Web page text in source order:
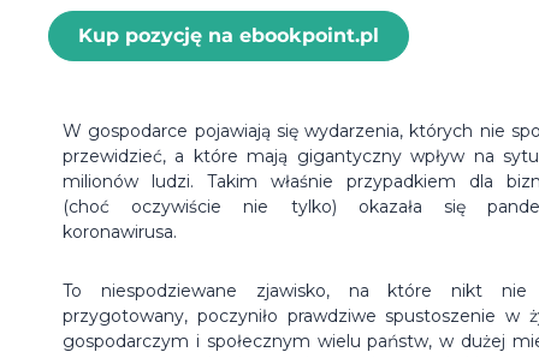
Kup pozycję na ebookpoint.pl
W gospodarce pojawiają się wydarzenia, których nie
przewidzieć, a które mają gigantyczny wpływ na
milionów ludzi. Takim właśnie przypadkiem dla
(choć oczywiście nie tylko) okazała się
koronawirusa.
To niespodziewane zjawisko, na które nikt nie
przygotowany, poczyniło prawdziwe spustoszenie w
gospodarczym i społecznym wielu państw, w dużej